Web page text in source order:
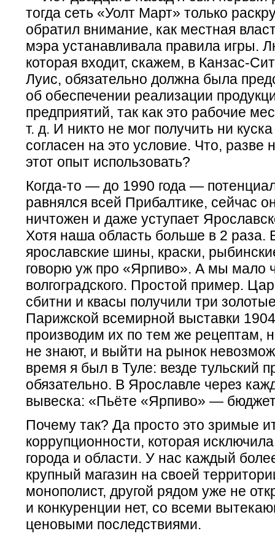
тогда сеть «Уолт Март» только
обратил внимание, как местная
мэра устанавливала правила игры.
которая входит, скажем, в Канзас-
Луис, обязательно должна была
об обеспечении реализации
предприятий, так как это рабочие
т. д. И никто не мог получить ни
согласен на это условие. Что, разве
этот опыт использовать?
Когда-то — до 1990 года —
равнялся всей Прибалтике, сейчас
ничтожен и даже уступает
Хотя наша область больше в 2
ярославские шины, краски,
говорю уж про «Ярпиво». А мы мало
волгоградского. Простой пример.
сбитни и квасы получили три
Парижской всемирной выставки
производим их по тем же рецептам,
не знают, и выйти на рынок
время я был в Туле: везде тульский
обязательно. В Ярославле через
вывеска: «Пьёте «Ярпиво» —
Почему так? Да просто это зримые
коррупционности, которая
города и области. У нас каждый
крупный магазин на своей
монополист, другой рядом уже не
и конкуренции нет, со всеми
ценовыми последствиями.